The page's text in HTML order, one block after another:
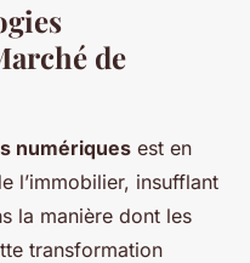
dans
Bâti
Digitale
de
numériques est en
l’immobilier, insufflant
la manière dont les
transformation